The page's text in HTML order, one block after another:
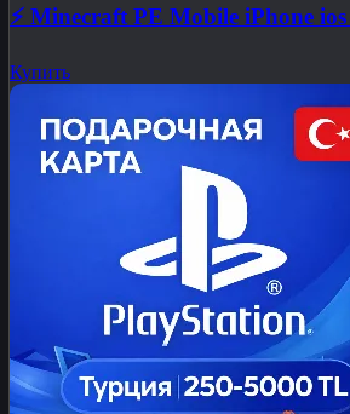
⚡️ Minecraft PE Mobile iPhone
Купить